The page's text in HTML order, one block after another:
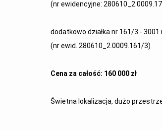
(nr ewidencyjne:
dodatkowo działka nr 161/3 - 3001
(nr ewid. 280610_2.0009.161/3)
Cena za całość: 160 000 zł
Świetna lokalizacja, dużo